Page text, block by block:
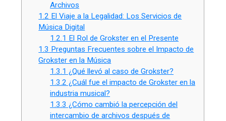
Archivos
1.2 El Viaje a la Legalidad: Los Servicios de
Música Digital
1.2.1 El Rol de Grokster en el Presente
1.3 Preguntas Frecuentes sobre el Impacto de
Grokster en la Música
1.3.1 ¿Qué llevó al caso de Grokster?
1.3.2 ¿Cuál fue el impacto de Grokster en la
industria musical?
1.3.3 ¿Cómo cambió la percepción del
intercambio de archivos después de